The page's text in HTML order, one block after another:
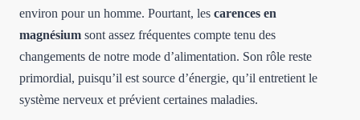
environ pour un homme. Pourtant, les carences en
magnésium sont assez fréquentes compte tenu des
changements de notre mode d’alimentation. Son rôle reste
primordial, puisqu’il est source d’énergie, qu’il entretient le
système nerveux et prévient certaines maladies.